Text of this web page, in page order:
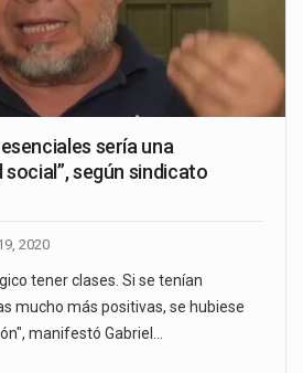
sería una
social”, según sindicato
2020
tener clases. Si se tenían
mucho más positivas, se hubiese
manifestó Gabriel…